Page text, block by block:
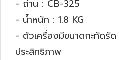
- ถ่าน : CB-325
- น้ำหนัก : 1.8 KG
- ตัวเครื่องมีขนาดกะทัดรั
ประสิทธิภาพ